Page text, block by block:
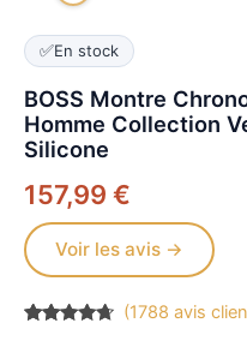
✅En stock
BOSS Montre
Homme Collection
Silicone
157,99 €
Voir les avis →
(1788 avis